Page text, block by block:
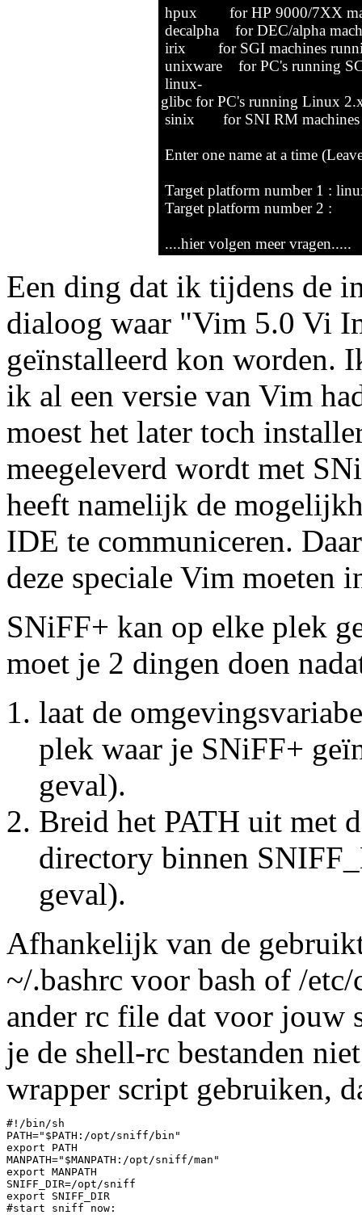
hpux for HP 9000/7XX
decalpha for DEC/alpha
irix for SGI machines
unixware for PC's running
linux-
glibc for PC's running Linux
sinix for SNI RM machines
Enter one name at a time
Target platform number 1 :
Target platform number 2 :
....hier volgen meer vragen.....
Een ding dat ik tijdens de
dialoog waar "Vim 5.0 Vi
geïnstalleerd kon worden.
ik al een versie van Vim
moest het later toch
meegeleverd wordt met
heeft namelijk de
IDE te communiceren.
deze speciale Vim moeten
SNiFF+ kan op elke plek
moet je 2 dingen doen
laat de
plek waar je SNiFF+
geval).
Breid het PATH uit met
directory binnen
geval).
Afhankelijk van de
~/.bashrc voor bash of /
ander rc file dat voor
je de shell-rc bestanden
wrapper script gebruiken,
#!/bin/sh
PATH="$PATH:/opt/sniff/bin"
export PATH
MANPATH="$MANPATH:/opt/sniff/man"
export MANPATH
SNIFF_DIR=/opt/sniff
export SNIFF_DIR
#start sniff now: